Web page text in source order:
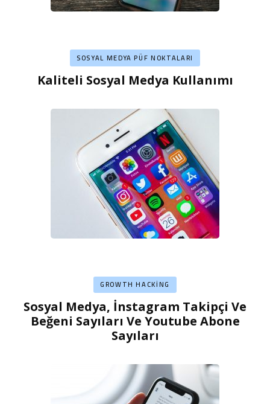
SOSYAL MEDYA PÜF NOKTALARI
Kaliteli Sosyal Medya Kullanımı
GROWTH HACKING
Sosyal Medya, İnstagram Takipçi Ve
Beğeni Sayıları Ve Youtube Abone
Sayıları